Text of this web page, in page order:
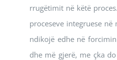
rrugëtimit në këtë
proceseve integruese
ndikojë edhe në
dhe më gjerë, me çka